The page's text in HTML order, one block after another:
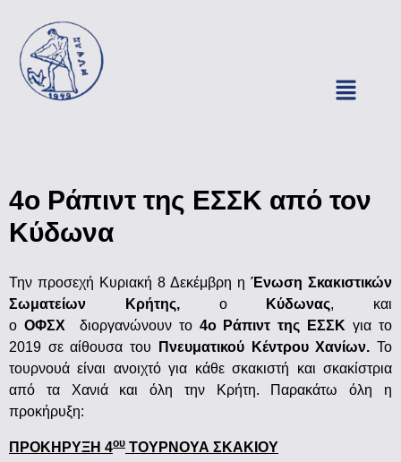
4ο Ράπιντ της ΕΣΣΚ από τον
Κύδωνα
Την προσεχή Κυριακή 8 Δεκέμβρη η Ένωση Σκακιστικών
Σωματείων Κρήτης,ο Κύδωνας, και
ο ΟΦΣΧ διοργανώνουν το 4ο Ράπιντ της ΕΣΣΚ για το
2019 σε αίθουσα του
Πνευματικού Κέντρου Χανίων. Το
τουρνουά είναι ανοιχτό για κάθε σκακιστή και σκακίστρια
από τα Χανιά και όλη την Κρήτη. Παρακάτω όλη η
προκήρυξη:
ΠΡΟΚΗΡΥΞΗ 4ου ΤΟΥΡΝΟΥΑ ΣΚΑΚΙΟΥ